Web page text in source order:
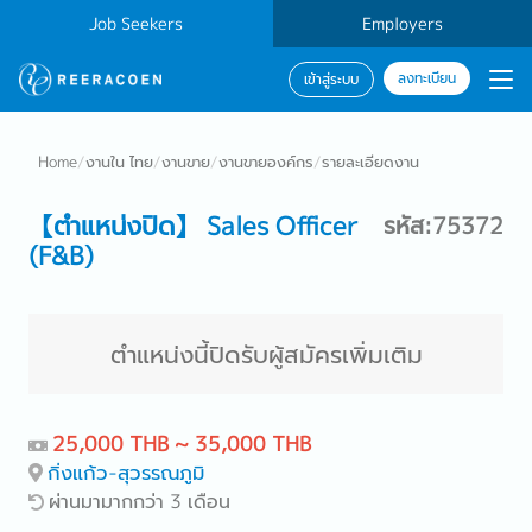
Job Seekers Employers
เข้าสู่ระบบ ลงทะเบียน
Home/งานใน ไทย/งานขาย/งานขายองค์กร/รายละเอียดงาน
【ตำแหน่งปิด】 Sales Officer
(F&B)
รหัส:75372
ตำแหน่งนี้ปิดรับผู้สมัครเพิ่มเติม
25,000 THB ~ 35,000 THB
กิ่งแก้ว-สุวรรณภูมิ
ผ่านมามากกว่า 3 เดือน